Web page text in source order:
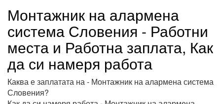
Монтажник на алармена
система Словения - Работни
места и Работна заплата, Как
да си намеря работа
Каква е заплатата на - Монтажник на алармена система
Словения?